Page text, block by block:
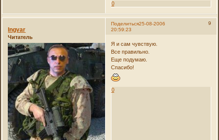
0
Поделиться 9
25-08-2006
20:59:23
Ingvar
Читатель
Я и сам чувствую.
Все правильно.
Еще подумаю.
Спасибо!
0